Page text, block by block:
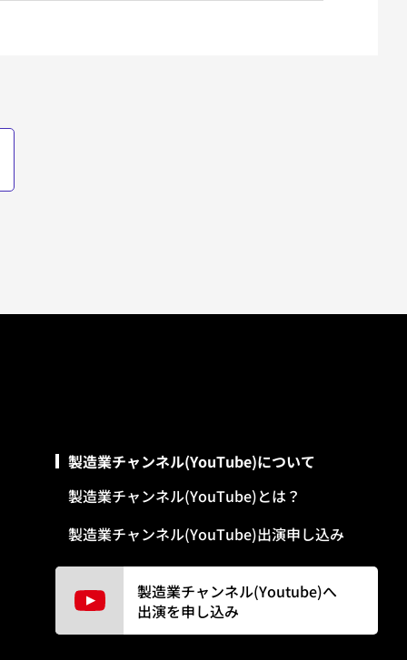
製造業チャンネル(YouTube)について
製造業チャンネル(YouTube)とは？
製造業チャンネル(YouTube)出演申し込み
製造業チャンネル(Youtube)へ
出演を申し込み